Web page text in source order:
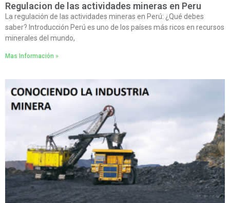
Regulacion de las actividades mineras en Peru
La regulación de las actividades mineras en Perú: ¿Qué debes
saber? Introducción Perú es uno de los países más ricos en recursos
minerales del mundo,
Mas Información »